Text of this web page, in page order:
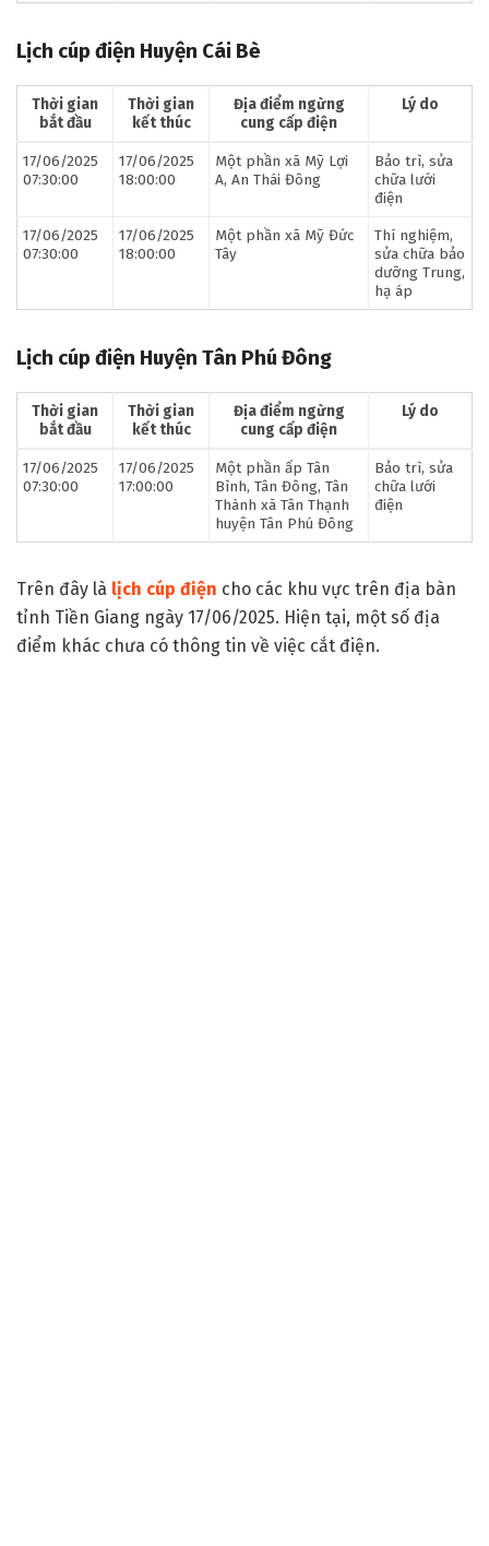
Lịch cúp điện Huyện Cái Bè
Thời gian
bắt đầu
Thời gian
kết thúc
Địa điểm ngừng
cung cấp điện
Lý do
17/06/2025
07:30:00
17/06/2025
18:00:00
Một phần xã Mỹ Lợi
A, An Thái Đông
Bảo trì, sửa
chữa lưới
điện
17/06/2025
07:30:00
17/06/2025
18:00:00
Một phần xã Mỹ Đức
Tây
Thí nghiệm,
sửa chữa bảo
dưỡng Trung,
hạ áp
Lịch cúp điện Huyện Tân Phú Đông
Thời gian
bắt đầu
Thời gian
kết thúc
Địa điểm ngừng
cung cấp điện
Lý do
17/06/2025
07:30:00
17/06/2025
17:00:00
Một phần ấp Tân
Bình, Tân Đông, Tân
Thành xã Tân Thạnh
huyện Tân Phú Đông
Bảo trì, sửa
chữa lưới
điện
Trên đây là lịch cúp điện cho các khu vực trên địa bàn
tỉnh Tiền Giang ngày 17/06/2025. Hiện tại, một số địa
điểm khác chưa có thông tin về việc cắt điện.